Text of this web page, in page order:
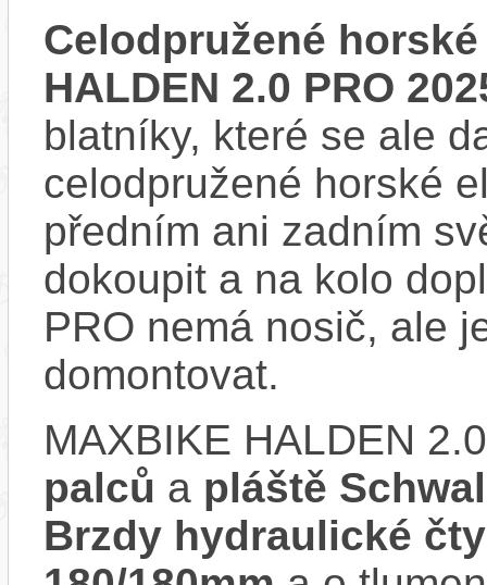
Celodpružené
HALDEN 2.0 PRO
blatníky, které se ale
celodpružené horské
předním ani zadním
dokoupit a na kolo
PRO nemá nosič, ale
domontovat.
MAXBIKE HALDEN
palců a pláště
Brzdy hydraulické